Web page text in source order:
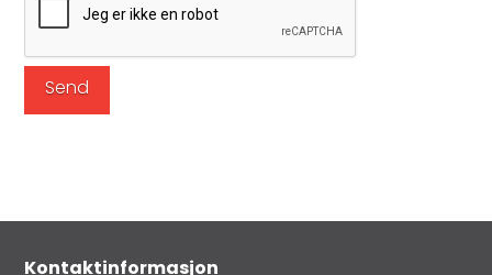
Kontaktinformasjon